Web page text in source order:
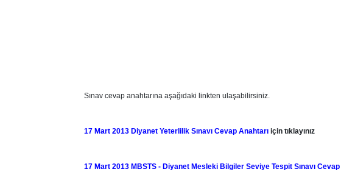
Sınav cevap anahtarına aşağıdaki linkten ulaşabilirsiniz.
17 Mart 2013 Diyanet Yeterlilik Sınavı Cevap Anahtarı için tıklayınız
17 Mart 2013 MBSTS - Diyanet Mesleki Bilgiler Seviye Tespit Sınavı Cevap